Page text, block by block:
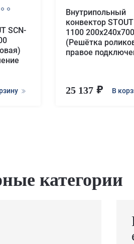
SCN-
Внутрипольный
конвектор
1100 200х240х700
(Решётка
правое
25 137 В
категории